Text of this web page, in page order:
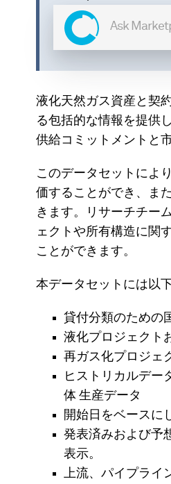
液化天然ガス資産と契
る包括的な情報を提供
供給コミットメントと
このデータセットによ
価することができ、ま
きます。リサーチチー
ェクトや所有構造に関
ことができます。
本データセットには以
貸付分類のための
液化プロジェクト
再ガス化プロジェ
ヒストリカルデー
体 生産データ
開始日をベースに
発表済みおよび予
表示。
上流、パイプラ